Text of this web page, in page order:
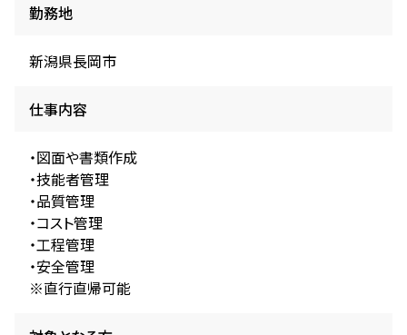
勤務地
新潟県長岡市
仕事内容
・図面や書類作成
・技能者管理
・品質管理
・コスト管理
・工程管理
・安全管理
※直行直帰可能